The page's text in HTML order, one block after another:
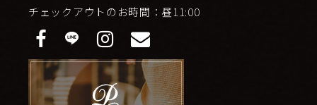
チェックアウトのお時間：昼11:00